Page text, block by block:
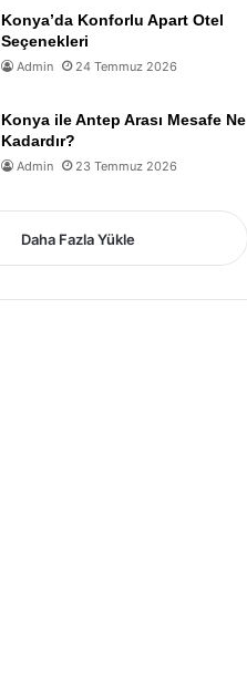
Konya’da Konforlu Apart Otel
Seçenekleri
Admin 24 Temmuz 2026
Konya ile Antep Arası Mesafe Ne
Kadardır?
Admin 23 Temmuz 2026
Daha Fazla Yükle